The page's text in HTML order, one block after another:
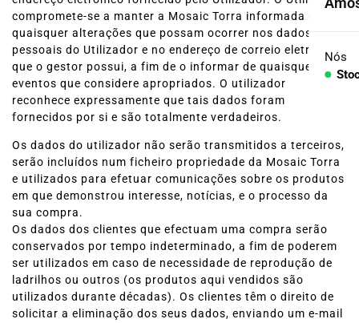
Nós
compromete-se a manter a Mosaic Torra informada de
quaisquer alterações que possam ocorrer nos dados
pessoais do Utilizador e no endereço de correio eletrónico
que o gestor possui, a fim de o informar de quaisquer
eventos que considere apropriados. O utilizador
reconhece expressamente que tais dados foram
fornecidos por si e são totalmente verdadeiros.
Os dados do utilizador não serão transmitidos a terceiros,
serão incluídos num ficheiro propriedade da Mosaic Torra
e utilizados para efetuar comunicações sobre os produtos
em que demonstrou interesse, notícias, e o processo da
sua compra.
Os dados dos clientes que efectuam uma compra serão
conservados por tempo indeterminado, a fim de poderem
ser utilizados em caso de necessidade de reprodução de
ladrilhos ou outros (os produtos aqui vendidos são
utilizados durante décadas). Os clientes têm o direito de
solicitar a eliminação dos seus dados, enviando um e-mail